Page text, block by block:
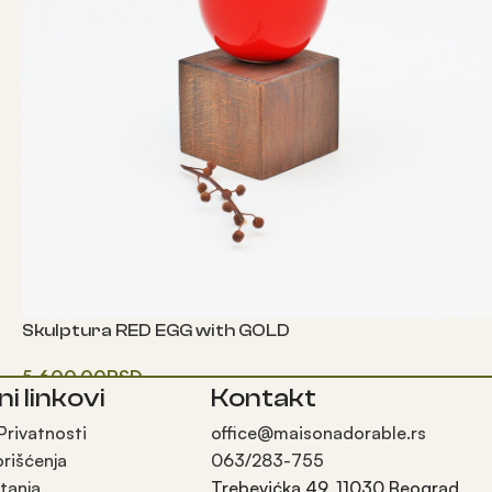
Skulptura RED EGG with GOLD
5,600.00RSD
Одаберите опције
linkovi Kontakt
office@maisonadorable.rs
063/283-755
Trebevićka 49, 11030 Beograd